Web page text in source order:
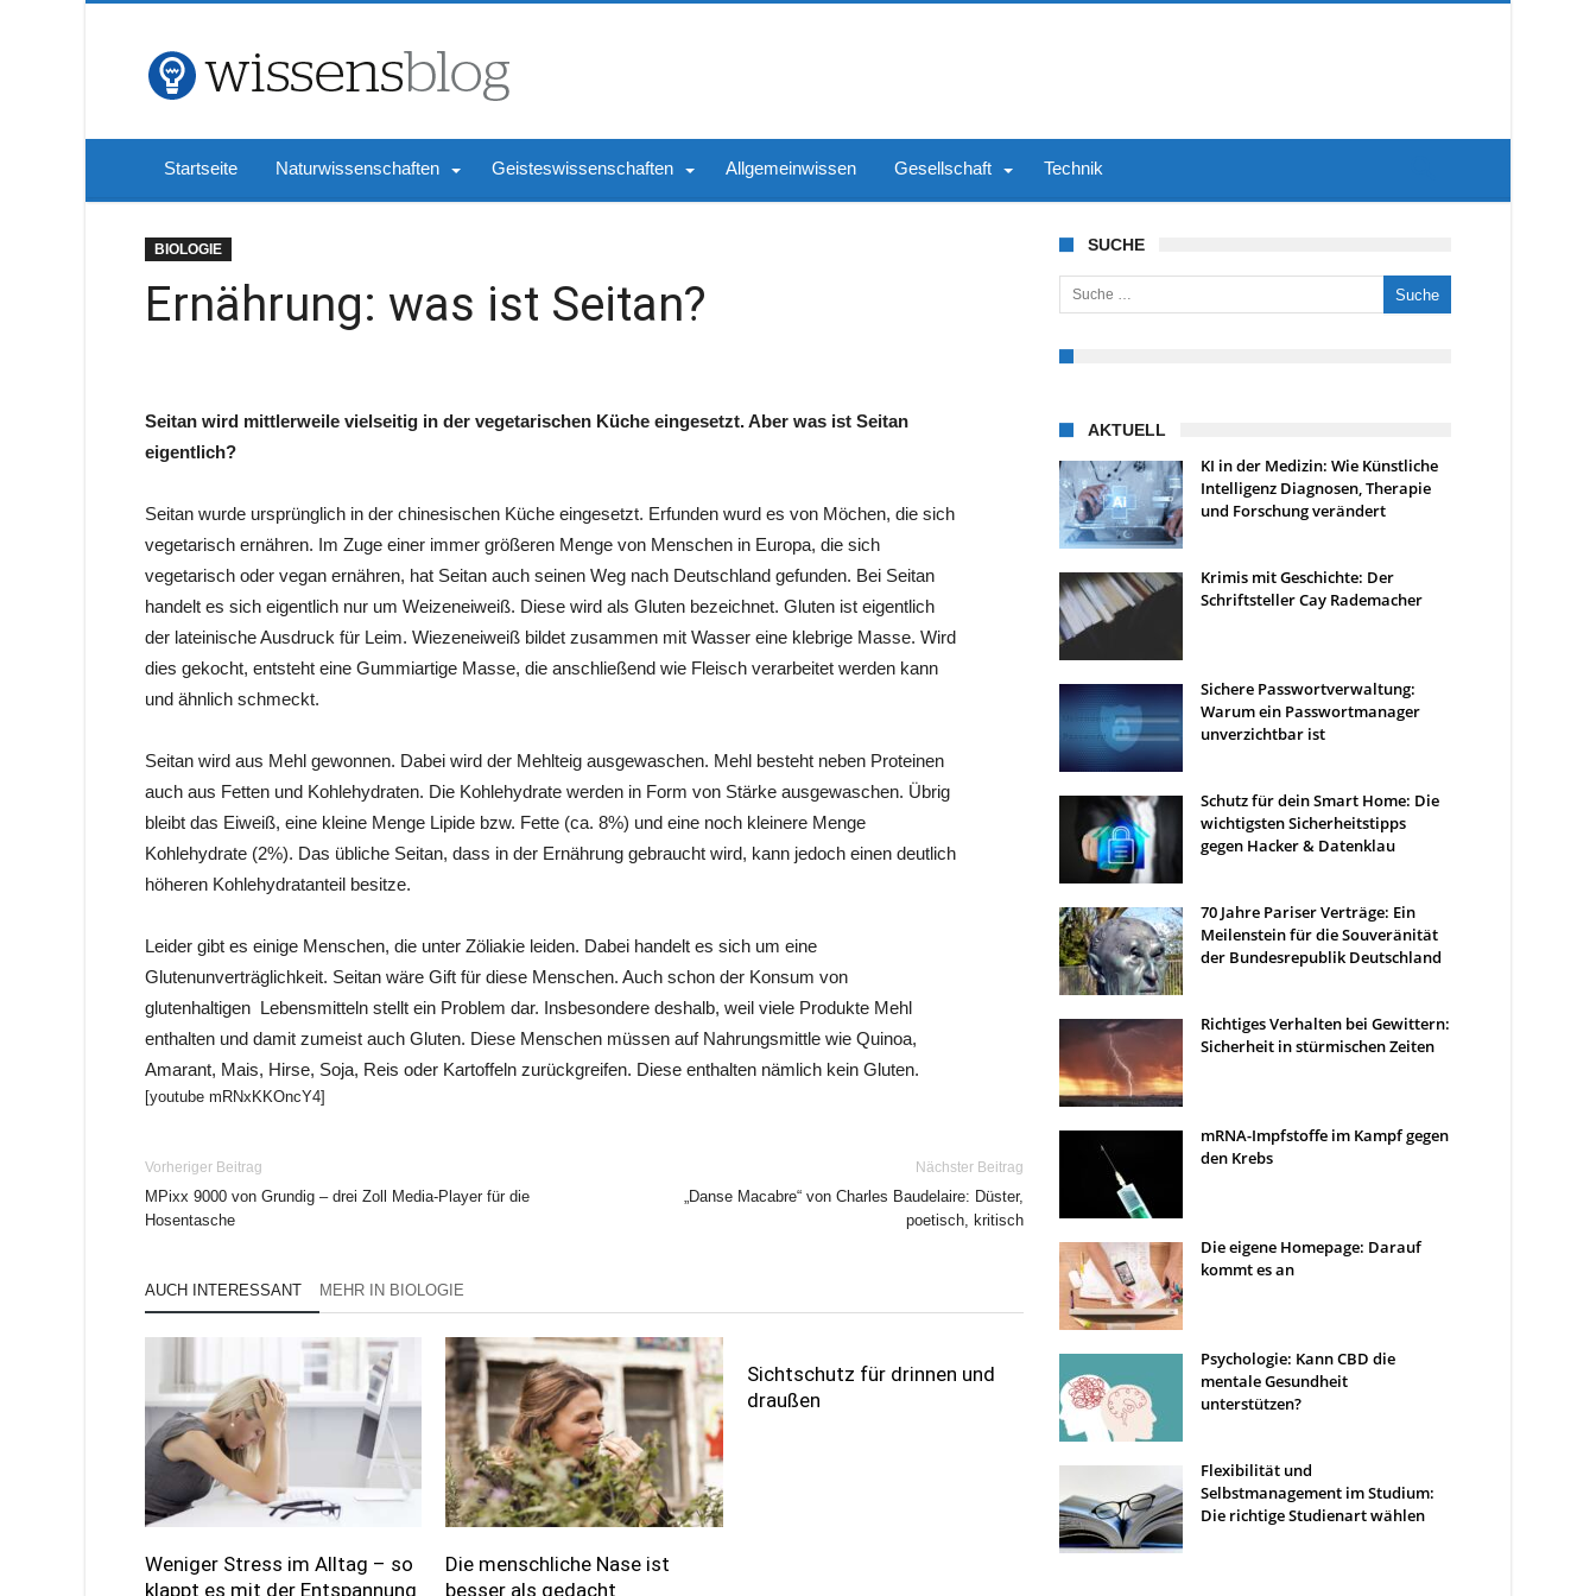
Startseite Naturwissenschaften Geisteswissenschaften Allgemeinwissen Gesellschaft Technik
BIOLOGIE
Ernährung: was ist Seitan?
Seitan wird mittlerweile vielseitig in der vegetarischen Küche eingesetzt. Aber was ist Seitan
eigentlich?
Seitan wurde ursprünglich in der chinesischen Küche eingesetzt. Erfunden wurd es von Möchen, die sich
vegetarisch ernähren. Im Zuge einer immer größeren Menge von Menschen in Europa, die sich
vegetarisch oder vegan ernähren, hat Seitan auch seinen Weg nach Deutschland gefunden. Bei Seitan
handelt es sich eigentlich nur um Weizeneiweiß. Diese wird als Gluten bezeichnet. Gluten ist eigentlich
der lateinische Ausdruck für Leim. Wiezeneiweiß bildet zusammen mit Wasser eine klebrige Masse. Wird
dies gekocht, entsteht eine Gummiartige Masse, die anschließend wie Fleisch verarbeitet werden kann
und ähnlich schmeckt.
Seitan wird aus Mehl gewonnen. Dabei wird der Mehlteig ausgewaschen. Mehl besteht neben Proteinen
auch aus Fetten und Kohlehydraten. Die Kohlehydrate werden in Form von Stärke ausgewaschen. Übrig
bleibt das Eiweiß, eine kleine Menge Lipide bzw. Fette (ca. 8%) und eine noch kleinere Menge
Kohlehydrate (2%). Das übliche Seitan, dass in der Ernährung gebraucht wird, kann jedoch einen deutlich
höheren Kohlehydratanteil besitze.
Leider gibt es einige Menschen, die unter Zöliakie leiden. Dabei handelt es sich um eine
Glutenunverträglichkeit. Seitan wäre Gift für diese Menschen. Auch schon der Konsum von
glutenhaltigen Lebensmitteln stellt ein Problem dar. Insbesondere deshalb, weil viele Produkte Mehl
enthalten und damit zumeist auch Gluten. Diese Menschen müssen auf Nahrungsmittle wie Quinoa,
Amarant, Mais, Hirse, Soja, Reis oder Kartoffeln zurückgreifen. Diese enthalten nämlich kein Gluten.
[youtube mRNxKKOncY4]
Vorheriger Beitrag
MPixx 9000 von Grundig – drei Zoll Media-Player für die
Hosentasche
Nächster Beitrag
„Danse Macabre“ von Charles Baudelaire: Düster,
poetisch, kritisch
AUCH INTERESSANT MEHR IN BIOLOGIE
Weniger Stress im Alltag – so
klappt es mit der Entspannung
Die menschliche Nase ist
besser als gedacht
Sichtschutz für drinnen und
draußen
SUCHE
Suche nach:
AKTUELL
KI in der Medizin: Wie Künstliche
Intelligenz Diagnosen, Therapie
und Forschung verändert
Krimis mit Geschichte: Der
Schriftsteller Cay Rademacher
Sichere Passwortverwaltung:
Warum ein Passwortmanager
unverzichtbar ist
Schutz für dein Smart Home: Die
wichtigsten Sicherheitstipps
gegen Hacker & Datenklau
70 Jahre Pariser Verträge: Ein
Meilenstein für die Souveränität
der Bundesrepublik Deutschland
Richtiges Verhalten bei Gewittern:
Sicherheit in stürmischen Zeiten
mRNA-Impfstoffe im Kampf gegen
den Krebs
Die eigene Homepage: Darauf
kommt es an
Psychologie: Kann CBD die
mentale Gesundheit
unterstützen?
Flexibilität und
Selbstmanagement im Studium:
Die richtige Studienart wählen